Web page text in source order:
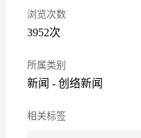
浏览次数
3952次
所属类别
新闻 - 创络新闻
相关标签